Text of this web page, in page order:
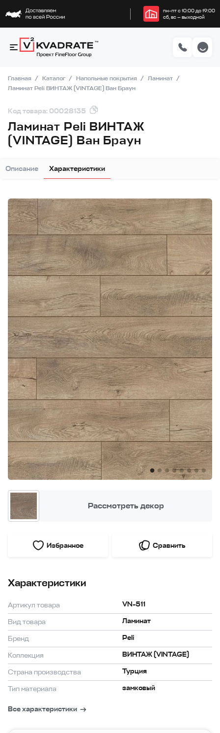
пн–пт с 10:00 до 19:00
сб, вс — выходной
Главная Каталог Напольные покрытия
Ламинат
Ламинат Peli ВИНТАЖ (VINTAGE) Ван Браун
Код товара: 00028135
Ламинат Peli ВИНТАЖ
(VINTAGE) Ван Браун
Описание Характеристики
Рассмотреть декор
Избранное Сравнить
Характеристики
Артикул товара VN-511
Вид товара Ламинат
Бренд Peli
Коллекция ВИНТАЖ (VINTAGE)
Страна производства Турция
Тип материала замковый
Все характеристики